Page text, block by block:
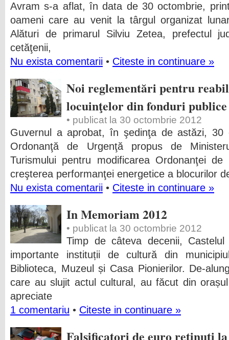
Avram s-a aflat, în data de 30 octombrie,
oameni care au venit la târgul organizat
Alături de primarul Silviu Zetea, prefectul
cetăţenii,
Nu exista comentarii • Citeste in continuare »
Noi reglementări pentru
locuinţelor din fonduri publice
• publicat la 30 octombrie 2012
Guvernul a aprobat, în şedinţa de astăzi, 30
Ordonanţă de Urgenţă propus de
Turismului pentru modificarea Ordonanţei
creşterea performanţei energetice a blocurilor
Nu exista comentarii • Citeste in continuare »
In Memoriam 2012
• publicat la 30 octombrie 2012
Timp de câteva decenii,
importante instituții de cultură din
Biblioteca, Muzeul și Casa Pionierilor. De-
care au slujit actul cultural, au făcut din
apreciate
1 comentariu • Citeste in continuare »
Falsificatori de euro reţinuţi